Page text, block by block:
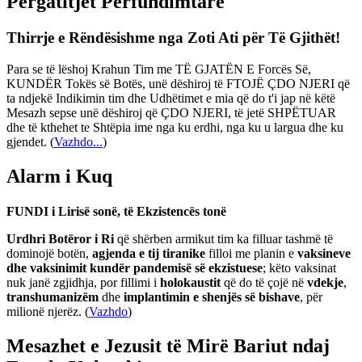
Thirrje e Rëndësishme nga Zoti Ati për Të Gjithët!
Para se të lëshoj Krahun Tim me TË GJATËN E Forcës Së,
KUNDËR Tokës së Botës, unë dëshiroj të FTOJË ÇDO NJERI që
ta ndjekë Indikimin tim dhe Udhëtimet e mia që do t'i jap në këtë
Mesazh sepse unë dëshiroj që ÇDO NJERI, të jetë SHPËTUAR
dhe të kthehet te Shtëpia ime nga ku erdhi, nga ku u largua dhe ku
gjendet. (Vazhdo...)
Alarm i Kuq
FUNDI i Lirisë sonë, të Ekzistencës tonë
Urdhri Botëror i Ri që shërben armikut tim ka filluar tashmë të
dominojë botën, agjenda e tij tiranike filloi me planin e vaksineve
dhe vaksinimit kundër pandemisë së ekzistuese; këto vaksinat
nuk janë zgjidhja, por fillimi i holokaustit që do të çojë në vdekje,
transhumanizëm dhe implantimin e shenjës së bishave, për
milionë njerëz. (Vazhdo)
Mesazhet e Jezusit të Mirë Bariut ndaj